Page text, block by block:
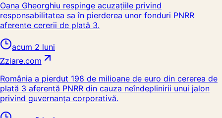
Oana Gheorghiu respinge acuzațiile privind
responsabilitatea sa în pierderea unor fonduri PNRR
aferente cererii de plată 3.
acum 2 luni
Zziare.com
România a pierdut 198 de milioane de euro din cererea de
plată 3 aferentă PNRR din cauza neîndeplinirii unui jalon
privind guvernanța corporativă.